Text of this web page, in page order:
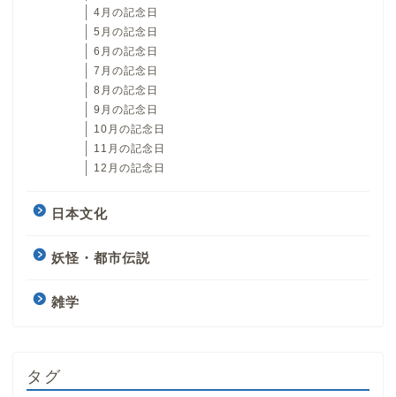
4月の記念日
5月の記念日
6月の記念日
7月の記念日
8月の記念日
9月の記念日
10月の記念日
11月の記念日
12月の記念日
日本文化
妖怪・都市伝説
雑学
タグ